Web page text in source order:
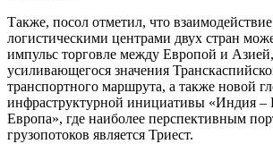
Также, посол отметил, что
логистическими центрами двух стран
импульс торговле между Европой и
усиливающегося значения
транспортного маршрута, а также новой
инфраструктурной инициативы «Индия
Европа», где наиболее перспективным
грузопотоков является Триест.